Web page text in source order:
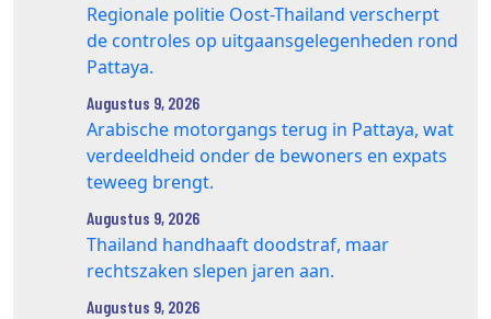
Regionale politie Oost-Thailand verscherpt
de controles op uitgaansgelegenheden rond
Pattaya.
Augustus 9, 2026
Arabische motorgangs terug in Pattaya, wat
verdeeldheid onder de bewoners en expats
teweeg brengt.
Augustus 9, 2026
Thailand handhaaft doodstraf, maar
rechtszaken slepen jaren aan.
Augustus 9, 2026